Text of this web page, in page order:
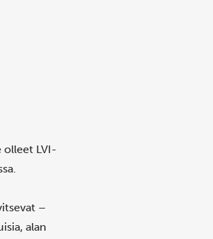
olleet LVI-
–
alan